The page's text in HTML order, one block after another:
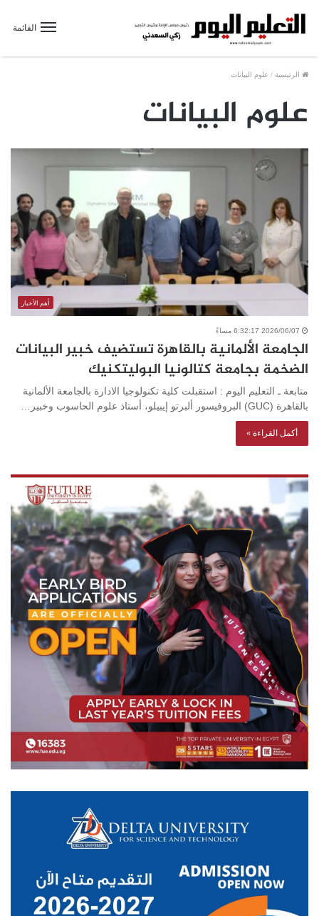
القائمة
الرئيسية / علوم البيانات
علوم البيانات
أهم الأخبار
2026/06/07 6:32:17 مساءً
الجامعة الألمانية بالقاهرة تستضيف خبير البيانات
الضخمة بجامعة كتالونيا البوليتكنيك
متابعة ـ التعليم اليوم : استقبلت كلية تكنولوجيا الادارة بالجامعة الألمانية
بالقاهرة (GUC) البروفيسور ألبرتو إيبيلو، أستاذ علوم الحاسوب وخبير…
أكمل القراءة »